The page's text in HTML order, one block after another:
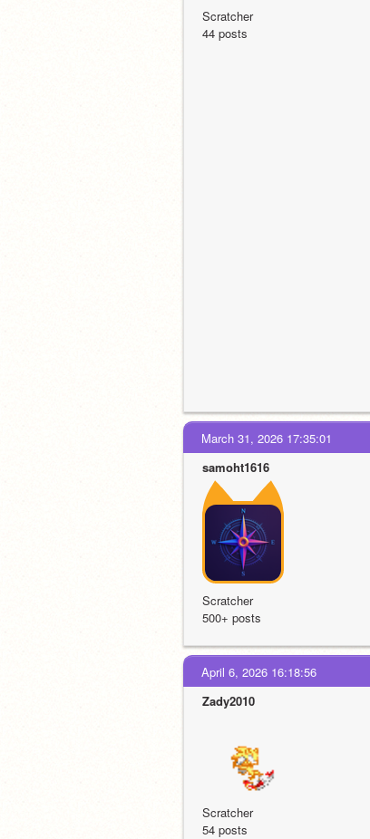
Scratcher
44 posts
March 31, 2026 17:35:01
samoht1616
Scratcher
500+ posts
April 6, 2026 16:18:56
Zady2010
Scratcher
54 posts